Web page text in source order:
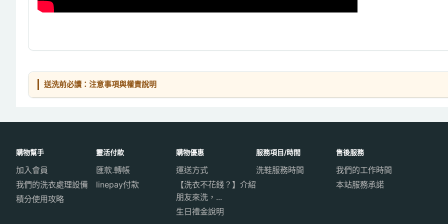
送洗前必讀：注意事項與權責說明
購物幫手
加入會員
我們的洗衣處理設備
積分使用攻略
靈活付款
匯款.轉帳
linepay付款
購物優惠
運送方式
【洗衣不花錢？】介紹
朋友來洗，...
生日禮金說明
服務項目/時間
洗鞋服務時間
售後服務
我們的工作時間
本站服務承諾